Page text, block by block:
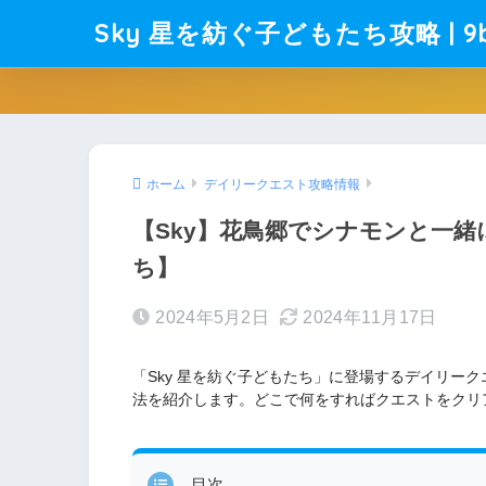
Sky 星を紡ぐ子どもたち攻略 |
ホーム デイリークエスト攻略情報
【Sky】花鳥郷でシナモンと一
ち】
2024年5月2日 2024年11月17日
「Sky 星を紡ぐ子どもたち」に登場するデイリー
法を紹介します。どこで何をすればクエストをク